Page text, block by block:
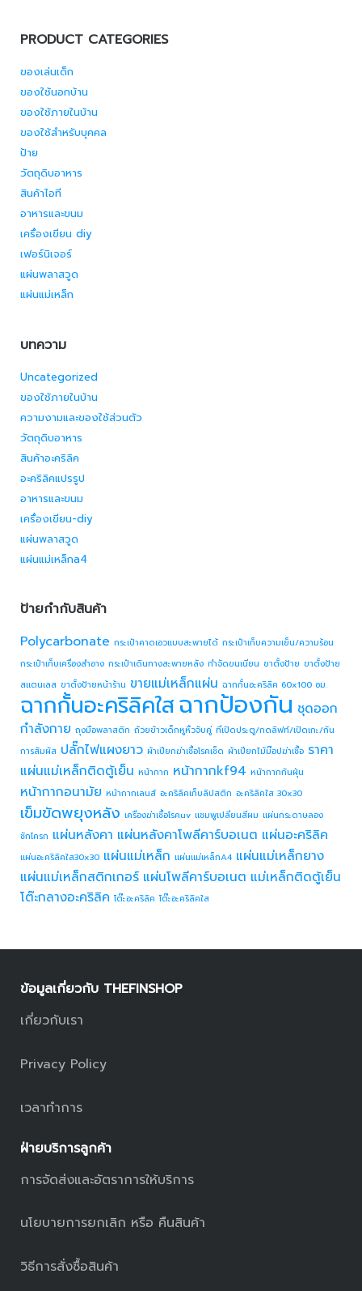
PRODUCT CATEGORIES
ของเล่นเด็ก
ของใช้นอกบ้าน
ของใช้ภายในบ้าน
ของใช้สำหรับบุคคล
ป้าย
วัตถุดิบอาหาร
สินค้าไอที
อาหารและขนม
เครื่องเขียน diy
เฟอร์นิเจอร์
แผ่นพลาสวูด
แผ่นแม่เหล็ก
บทความ
Uncategorized
ของใช้ภายในบ้าน
ความงามและของใช้ส่วนตัว
วัตถุดิบอาหาร
สินค้าอะคริลิค
อะคริลิคแปรรูป
อาหารและขนม
เครื่องเขียน-diy
แผ่นพลาสวูด
แผ่นแม่เหล็กa4
ป้ายกำกับสินค้า
Polycarbonate กระเป๋าคาดเอวแบบสะพายได้ กระเป๋าเก็บความเย็น/ความร้อน
กระเป๋าเก็บเครื่องสำอาง กระเป๋าเดินทางสะพายหลัง กำจัดขนเนียน ขาตั้งป้าย ขาตั้งป้าย
สแตนเลส ขาตั้งป้ายหน้าร้าน ขายแม่เหล็กแผ่น ฉากกั้นอะคริลิค 60x100 ซม.
ฉากกั้นอะคริลิคใสฉากป้องกัน ชุดออก
กำลังกาย ถุงมือพลาสติก ถ้วยข้าวเด็กหูหิ้วจับคู่ ที่เปิดประตู/กดลิฟท์/เปิดเกะ/กัน
การสัมผัส ปลั๊กไฟแผงยาว ผ้าเปียกฆ่าเชื้อโรคเช็ด ผ้าเปียกไม้ม๊อปฆ่าเชื้อ ราคา
แผ่นแม่เหล็กติดตู้เย็น หน้ากาก หน้ากากkf94 หน้ากากกันฝุ่น
หน้ากากอนามัย หน้ากากเลนส์ อะคริลิคเก็บลิปสติก อะคริลิคใส 30x30
เข็มขัดพยุงหลัง เครื่องฆ่าเชื้อโรคuv แชมพูเปลี่ยนสีผม แผ่นกระดาษลอง
ชักโครก แผ่นหลังคา แผ่นหลังคาโพลีคาร์บอเนต แผ่นอะคริลิค
แผ่นอะคริลิคใส30x30 แผ่นแม่เหล็ก แผ่นแม่เหล็กA4 แผ่นแม่เหล็กยาง
แผ่นแม่เหล็กสติกเกอร์ แผ่นโพลีคาร์บอเนต แม่เหล็กติดตู้เย็น
โต๊ะกลางอะคริลิค โต๊ะอะคริลิค โต๊ะอะคริลิคใส
ข้อมูลเกี่ยวกับ THEFINSHOP
เกี่ยวกับเรา
Privacy Policy
เวลาทำการ
ฝ่ายบริการลูกค้า
การจัดส่งและอัตราการให้บริการ
นโยบายการยกเลิก หรือ คืนสินค้า
วิธีการสั่งซื้อสินค้า